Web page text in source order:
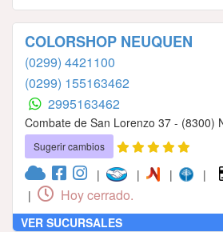
COLORSHOP NEUQUEN
(0299) 4421100
(0299) 155163462
2995163462
Combate de San Lorenzo 37 - (8300)
Sugerir cambios
| | |
|
|
Hoy cerrado.
VER SUCURSALES